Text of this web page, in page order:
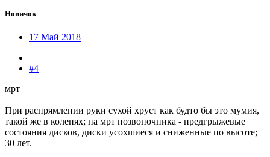
Новичок
17 Май 2018
#4
мрт
При распрямлении руки сухой хруст как будто бы это мумия,
такой же в коленях; на мрт позвоночника - предгрыжевые
состояния дисков, диски усохшиеся и сниженные по высоте;
30 лет.